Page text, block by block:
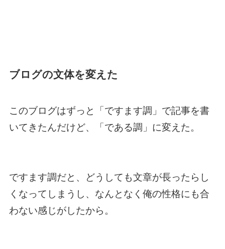
ブログの文体を変えた
このブログはずっと「ですます調」で記事を書
いてきたんだけど、「である調」に変えた。
ですます調だと、どうしても文章が長ったらし
くなってしまうし、なんとなく俺の性格にも合
わない感じがしたから。